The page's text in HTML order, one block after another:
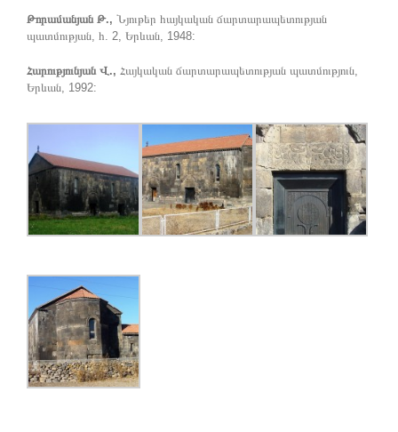
Թորամանյան Թ., Նյութեր հայկական ճարտարապետության
պատմության, հ. 2, Երևան, 1948:
Հարությունյան Վ., Հայկական ճարտարապետության պատմություն,
Երևան, 1992: